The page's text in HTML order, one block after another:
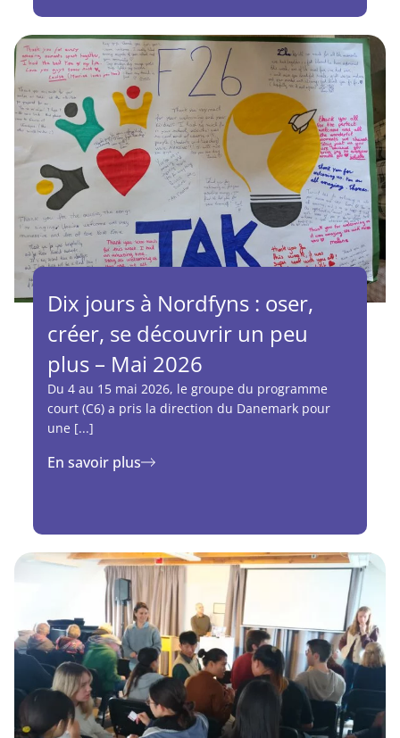
Dix jours à Nordfyns : oser,
créer, se découvrir un peu
plus – Mai 2026
Du 4 au 15 mai 2026, le groupe du programme
court (C6) a pris la direction du Danemark pour
une [...]
En savoir plus